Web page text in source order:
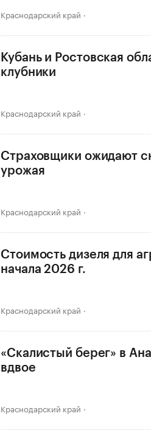
Краснодарский край
Кубань и Ростовская
клубники
Краснодарский край
Страховщики ожидают
урожая
Краснодарский край
Стоимость дизеля для
начала 2026 г.
Краснодарский край
«Скалистый берег» в
вдвое
Краснодарский край